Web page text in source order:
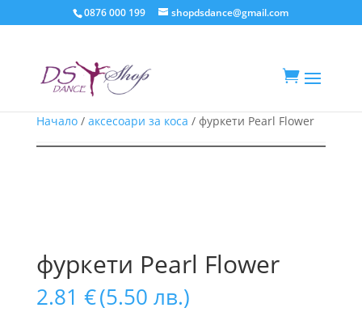
0876 000 199 shopdsdance@gmail.com

Начало/ аксесоари за коса / фуркети Pearl Flower
фуркети Pearl Flower
2.81 €(5.50 лв.)